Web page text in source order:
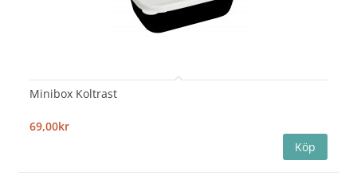
Minibox Koltrast
69,00kr